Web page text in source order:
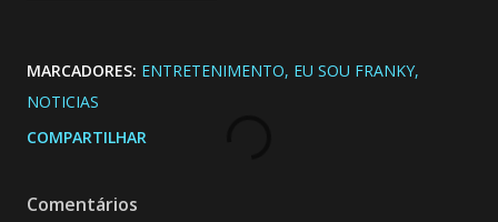
MARCADORES: ENTRETENIMENTO EU SOU FRANKY
NOTICIAS
COMPARTILHAR
Comentários